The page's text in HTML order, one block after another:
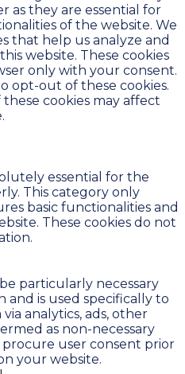
as they are essential for
of the website. We
that help us analyze and
website. These cookies
only with your consent.
opt-out of these cookies.
cookies may affect
essential for the
This category only
basic functionalities and
These cookies do not
particularly necessary
is used specifically to
analytics, ads, other
as non-necessary
procure user consent prior
your website.